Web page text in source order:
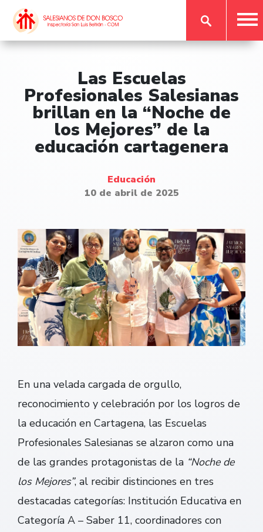
Las Escuelas
Profesionales Salesianas
brillan en la “Noche de
los Mejores” de la
educación cartagenera
Educación
10 de abril de 2025
En una velada cargada de orgullo,
reconocimiento y celebración por los logros de
la educación en Cartagena, las Escuelas
Profesionales Salesianas se alzaron como una
de las grandes protagonistas de la “Noche de
los Mejores”, al recibir distinciones en tres
destacadas categorías: Institución Educativa en
Categoría A – Saber 11, coordinadores con